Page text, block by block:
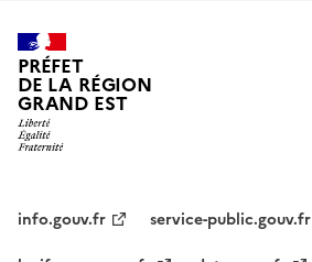
PRÉFET
DE LA RÉGION
GRAND EST
info.gouv.fr
service-public.gouv.fr